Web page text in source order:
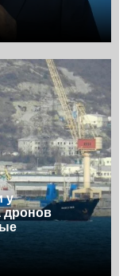
у
дронов